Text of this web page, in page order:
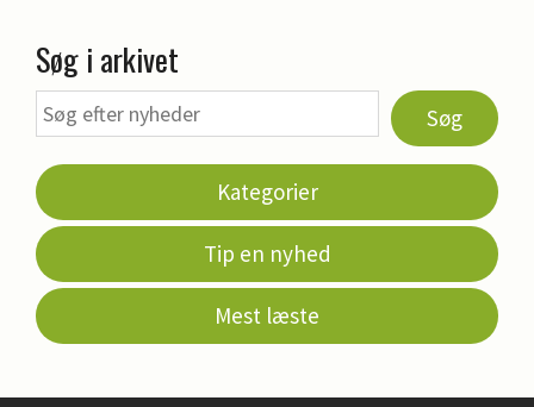
Søg i arkivet
Søg
Kategorier
Tip en nyhed
Mest læste